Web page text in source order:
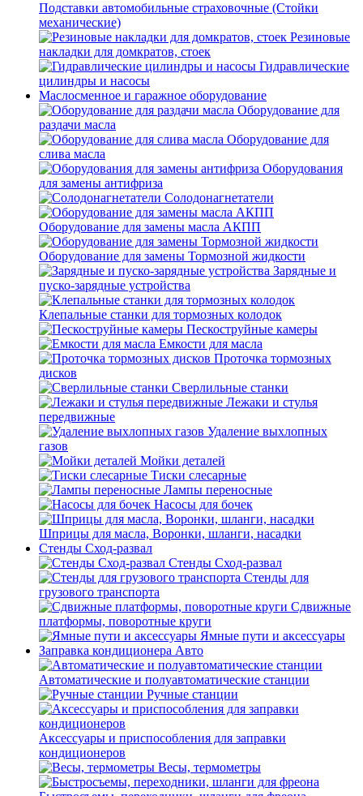
Подставки автомобильные страховочные (Стойки
механические)
Резиновые
накладки для домкратов, стоек
Гидравлические
цилиндры и насосы
Маслосменное и гаражное оборудование
Оборудование для
раздачи масла
Оборудование для
слива масла
Оборудования
для замены антифриза
Солодонагнетатели
Оборудование для замены масла АКПП
Оборудование для замены Тормозной жидкости
Зарядные и
пуско-зарядные устройства
Клепальные станки для тормозных колодок
Пескоструйные камеры
Емкости для масла
Проточка тормозных
дисков
Сверлильные станки
Лежаки и стулья
передвижные
Удаление выхлопных
газов
Мойки деталей
Тиски слесарные
Лампы переносные
Насосы для бочек
Шприцы для масла, Воронки, шланги, насадки
Стенды Сход-развал
Стенды Сход-развал
Стенды для
грузового транспорта
Сдвижные
платформы, поворотные круги
Ямные пути и аксессуары
Заправка кондиционера Авто
Автоматические и полуавтоматические станции
Ручные станции
Аксессуары и приспособления для заправки
кондиционеров
Весы, термометры